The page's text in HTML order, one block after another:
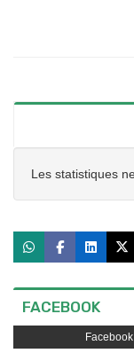
Les statistiques
FACEBOOK